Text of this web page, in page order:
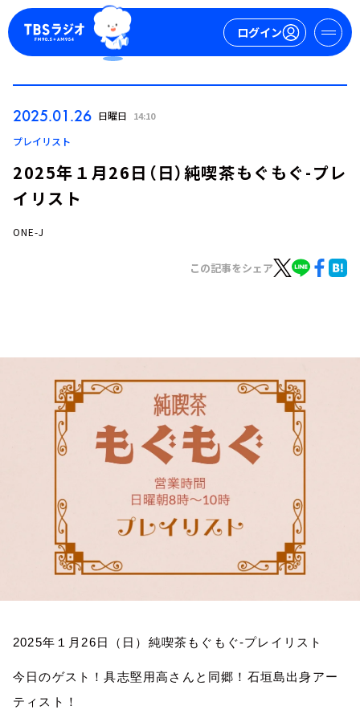
ログイン
イベント・グッズ
YouTube
会社情報
2025.01.26 日曜日 14:10
プレイリスト
2025年１月26日（日）純喫茶もぐもぐ-プレ
イリスト
ONE-J
この記事をシェア
2025年１月 26日（日）純喫茶もぐもぐ-プレイリスト
今日のゲスト！具志堅用高さんと同郷！石垣島出身アー
ティスト！